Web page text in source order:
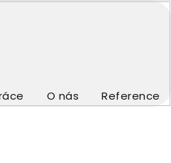
O nás Reference